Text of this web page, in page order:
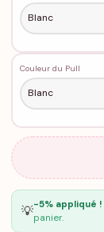
Couleur du Pull
💡-5% appliqué !
panier.